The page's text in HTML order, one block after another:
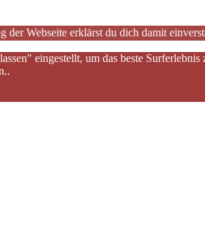
Webseite erklärst du dich damit
eingestellt, um das beste